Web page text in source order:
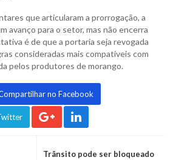
que articularam a prorrogação, a
avanço para o setor, mas não encerra
é de que a portaria seja revogada
consideradas mais compatíveis com
pelos produtores de morango.
no Facebook
Trânsito pode ser bloqueado